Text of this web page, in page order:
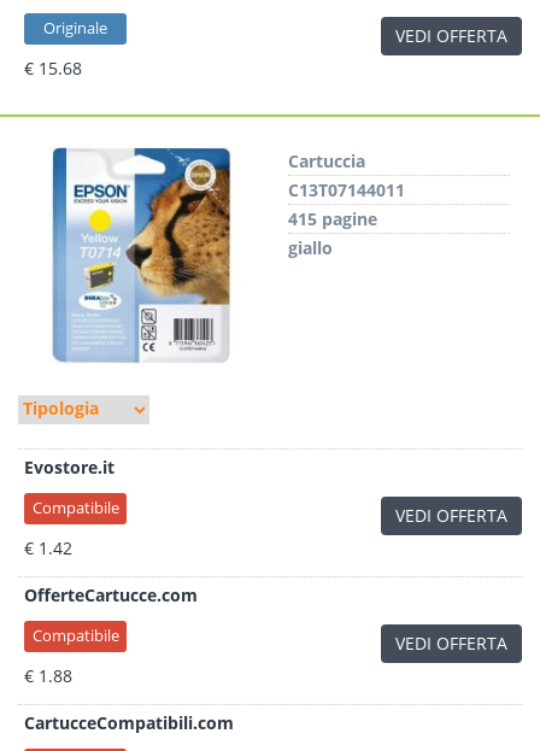
Originale
€ 15.68
VEDI OFFERTA
Cartuccia
C13T07144011
415 pagine
giallo
Evostore.it
Compatibile
€ 1.42
VEDI OFFERTA
OfferteCartucce.com
Compatibile
€ 1.88
VEDI OFFERTA
CartucceCompatibili.com